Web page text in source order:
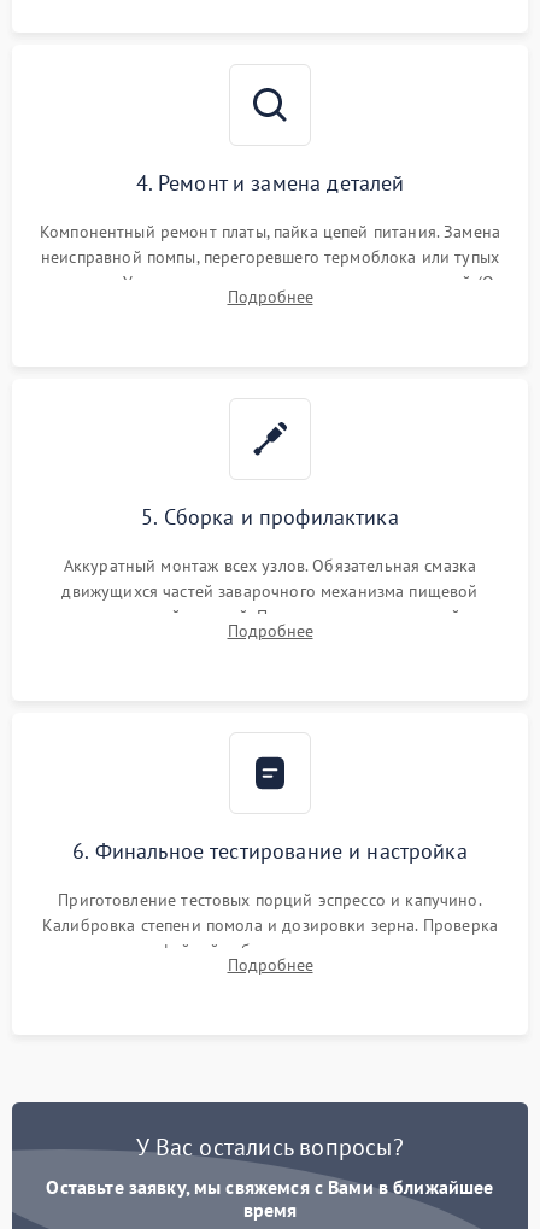
4. Ремонт и замена деталей
Компонентный ремонт платы, пайка цепей питания. Замена
неисправной помпы, перегоревшего термоблока или тупых
жерновов. Установка новых силиконовых уплотнителей (O-
ring) и тефлоновых трубок для надежного устранения
Подробнее
5. Сборка и профилактика
Аккуратный монтаж всех узлов. Обязательная смазка
движущихся частей заварочного механизма пищевой
силиконовой смазкой. Проведение программной
декальцинации и очистки системы от кофейных масел.
Подробнее
6. Финальное тестирование и настройка
Приготовление тестовых порций эспрессо и капучино.
Калибровка степени помола и дозировки зерна. Проверка
плотности кофейной таблетки, температуры напитка и
качества молочной пены. Контроль отсутствия посторонних
Подробнее
У Вас остались вопросы?
Оставьте заявку, мы свяжемся с Вами в ближайшее
время